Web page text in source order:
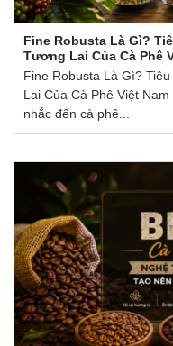
Fine Robusta Là Gì?
Tương Lai Của Cà Phê
Fine Robusta Là Gì?
Lai Của Cà Phê Việt
nhắc đến cà phê...